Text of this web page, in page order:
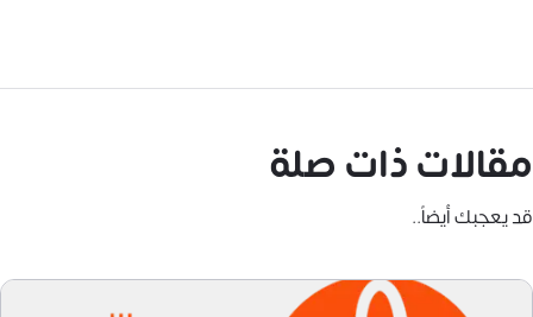
مقالات ذات صلة
قد يعجبك أيضاً..